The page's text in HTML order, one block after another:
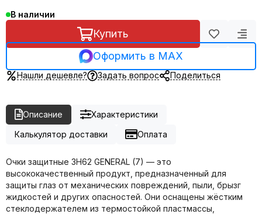
В наличии
Купить
Оформить в MAX
Нашли дешевле? Задать вопрос Поделиться
Описание
Характеристики
Калькулятор доставки
Оплата
Очки защитные ЗН62 GENERAL (7) — это
высококачественный продукт, предназначенный для
защиты глаз от механических повреждений, пыли, брызг
жидкостей и других опасностей. Они оснащены жёстким
стеклодержателем из термостойкой пластмассы,